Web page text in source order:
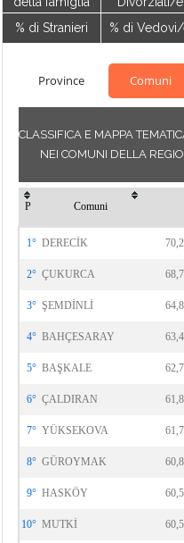
% di Stranieri
% di
Province Comuni
CLASSIFICA E MAPPA
NEI COMUNI DELLA
P Comuni
1° DERECİK 70,2
2° ÇUKURCA 68,7
3° ŞEMDİNLİ 64,8
4° BAHÇESARAY 63,4
5° BAŞKALE 62,7
6° ÇALDIRAN 61,8
7° YÜKSEKOVA 61,7
8° GÜROYMAK 60,8
9° HASKÖY 60,5
10° MUTKİ 60,5